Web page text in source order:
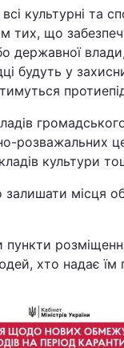
культурні та
тих, що
державної
будуть у
розважальних
культури
залишати місця
пункти
хто надає їм